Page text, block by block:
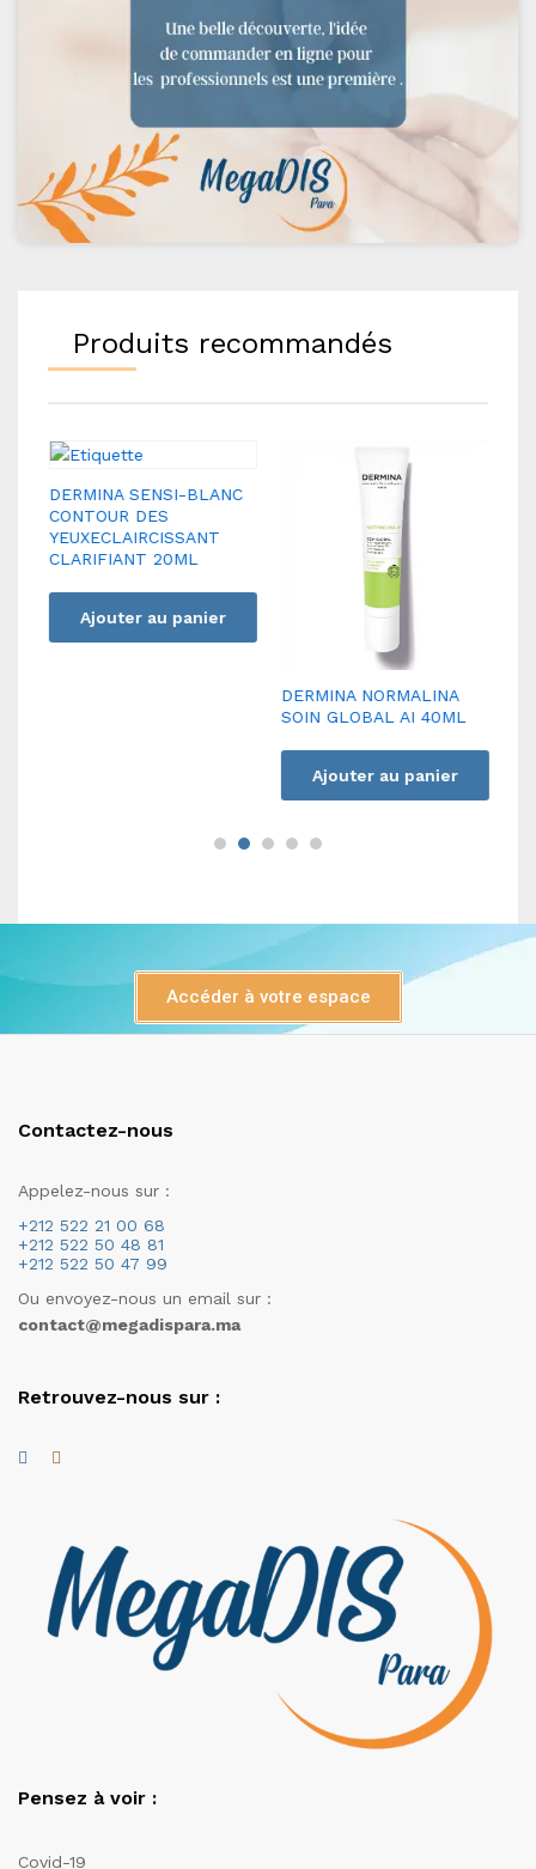
Produits recommandés
DERMINA SENSI-BLANC
CONTOUR DES
YEUXECLAIRCISSANT
CLARIFIANT 20ML
Ajouter au panier
DERMINA NORMALINA
SOIN GLOBAL AI 40ML
Ajouter au panier
Accéder à votre espace
Contactez-nous
Appelez-nous sur :
+212 522 21 00 68
+212 522 50 48 81
+212 522 50 47 99
Ou envoyez-nous un email sur :
contact@megadispara.ma
Retrouvez-nous sur :
Pensez à voir :
Covid-19